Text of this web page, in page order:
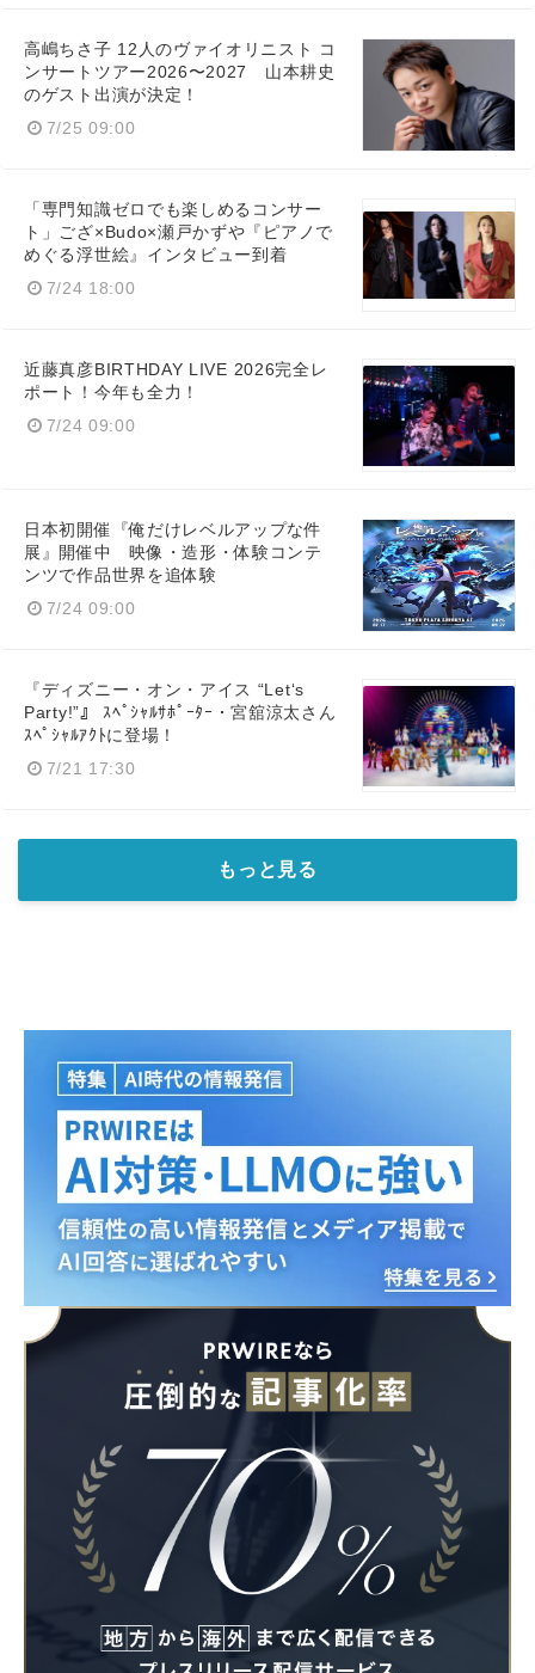
高嶋ちさ子 12人のヴァイオリニスト コ
ンサートツアー2026〜2027 山本耕史
のゲスト出演が決定！
7/25 09:00
「専門知識ゼロでも楽しめるコンサー
ト」ござ×Budo×瀬戸かずや『ピアノで
めぐる浮世絵』インタビュー到着
7/24 18:00
近藤真彦BIRTHDAY LIVE 2026完全レ
ポート！今年も全力！
7/24 09:00
日本初開催『俺だけレベルアップな件
展』開催中 映像・造形・体験コンテ
ンツで作品世界を追体験
7/24 09:00
『ディズニー・オン・アイス “Let‘s
Party!”』 ｽﾍﾟｼｬﾙｻﾎﾟｰﾀｰ・宮舘涼太さん
ｽﾍﾟｼｬﾙｱｸﾄに登場！
7/21 17:30
もっと見る